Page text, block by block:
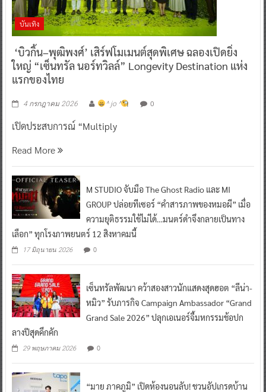
บันเทิง
‘บิวกิ้น–พุฒิพงศ์’ เสิร์ฟโมเมนต์สุดพิเศษ ฉลองเปิดยิ่ง
ใหญ่ “เซ็นทรัล นอร์ทวิลล์” Longevity Destination แห่ง
แรกของไทย
4 กรกฎาคม 2026 ^ jo ^ 0
เปิดประสบการณ์ “Multiply
Read More
M STUDIO จับมือ The Ghost Radio และ MI
GROUP ปล่อยทีเซอร์ “คำสารภาพของหมอผี” เมื่อ
ความยุติธรรมใช้ไม่ได้…มนตร์ดำจึงกลายเป็นทาง
เลือก” ทุกโรงภาพยนตร์ 12 สิงหาคมนี้
17 มิถุนายน 2026 0
เซ็นทรัลพัฒนา คว้าสองสาวนักแสดงสุดฮอต “ลีน่า-
หมิว” รับภารกิจ Campaign Ambassador “Grand
Grand Sale 2026” ปลุกเอเนอร์จี้มหกรรมช้อปก
ลางปีสุดคึกคัก
29 พฤษภาคม 2026 0
“มาย ภาคภูมิ” เปิดห้องนอนลับ! ชวนอัปเกรดบ้าน